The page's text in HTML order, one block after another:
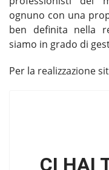
ognuno con una
ben definita nella
siamo in grado di
Per la realizzazione
CI HAI